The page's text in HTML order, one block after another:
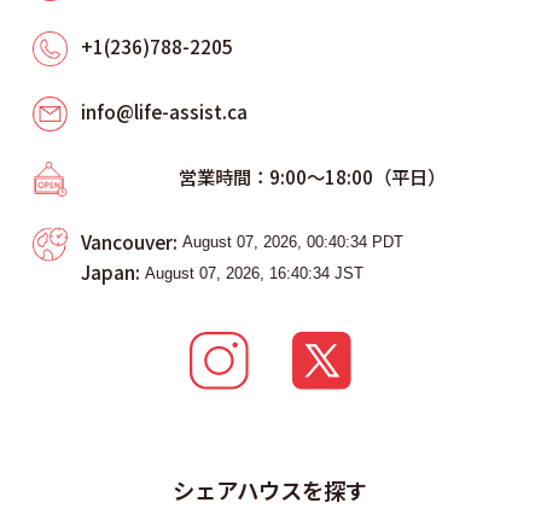
+1(236)788-2205
info@life-assist.ca
営業時間：9:00～18:00（平日）
Vancouver:
Japan:
シェアハウスを探す